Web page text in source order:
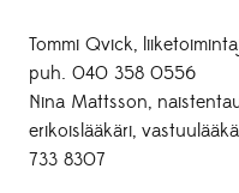
Tommi Qvick,
puh. 040 358 0556
Nina Mattsson,
erikoislääkäri,
733 8307